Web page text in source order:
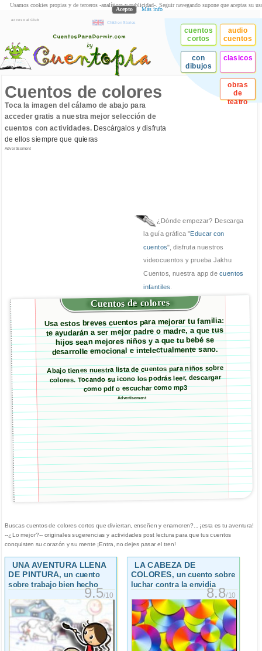
acceso al Club
Children Stories
cuentos
cortos
audio
cuentos
con
dibujos
clasicos
obras
de
teatro
Cuentos de colores
Toca la imagen del cálamo de abajo para
acceder gratis a nuestra mejor selección de
cuentos con actividades.Descárgalos y disfruta
de ellos siempre que quieras
Advertisement
¿Dónde empezar? Descarga
la guía gráfica "Educar con
cuentos", disfruta nuestros
videocuentos y prueba Jakhu
Cuentos, nuestra app decuentos
infantiles
Cuentos de colores
Usa estos breves cuentos para mejorar tu familia:
te ayudarán a ser mejor padre o madre, a que tus
hijos sean mejores niños y a que tu bebé se
desarrolle emocional e intelectualmente sano.
Abajo tienes nuestra lista de cuentos para niños sobre
colores. Tocando su icono los podrás leer, descargar
como pdf o escuchar como mp3
Advertisement
Buscas cuentos de colores cortos que diviertan, enseñen y enamoren?... ¡esta es tu aventura!
--¿Lo mejor?-- originales sugerencias y actividades post lectura para que tus cuentos
conquisten su corazón y su mente ¡Entra, no dejes pasar el tren!
UNA AVENTURA LLENA
DE PINTURA, un cuento
sobre trabajo bien hecho
9.5/10
LA CABEZA DE
COLORES, un cuento sobre
luchar contra la envidia
8.8/10
Usamos cookies propias y de terceros -analíticas y publicidad-. Seguir navegando supone que aceptas su
Acepto Más info